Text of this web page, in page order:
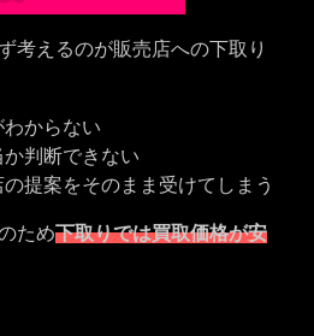
考えるのが販売店への下取り
からない
判断できない
提案をそのまま受けてしまう
ため下取りでは買取価格が安